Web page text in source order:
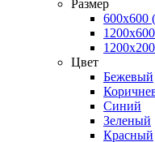
Размер
600х600
Цвет
Бежевый
Синий
Зеленый
Красный